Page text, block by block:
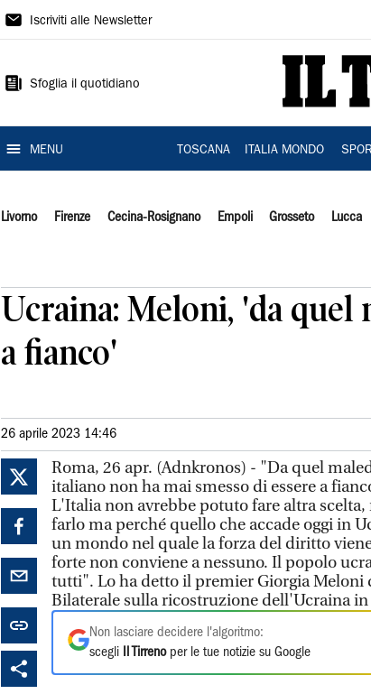
Il
Iscriviti alle Newsletter
Sfoglia il quotidiano
MENU TOSCANA ITALIA MONDO
Livorno Firenze Cecina-Rosignano Empoli Grosseto Lucca
Ucraina: Meloni, 'da quel
a fianco'
26 aprile 2023 14:46
Roma, 26 apr. (Adnkronos) - "Da quel
italiano non ha mai smesso di essere a
L'Italia non avrebbe potuto fare altra
farlo ma perché quello che accade oggi in
un mondo nel quale la forza del diritto
forte non conviene a nessuno. Il popolo
tutti". Lo ha detto il premier Giorgia Meloni
Bilaterale sulla ricostruzione dell'Ucraina in
Non lasciare decidere l'algoritmo:
scegli
Il Tirrenoper le tue notizie su Google